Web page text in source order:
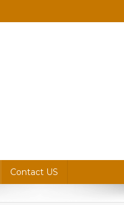
Contact US